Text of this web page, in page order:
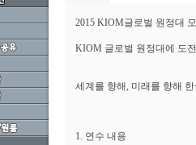
2015 KIOM글로벌 원정대
KIOM 글로벌 원정대에 도
세계를 향해, 미래를 향해
1. 연수 내용